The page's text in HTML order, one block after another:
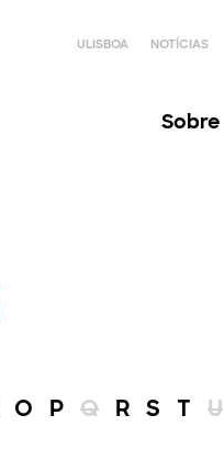
ULISBOA NOTÍCIAS
Sobre
O P Q R S T U